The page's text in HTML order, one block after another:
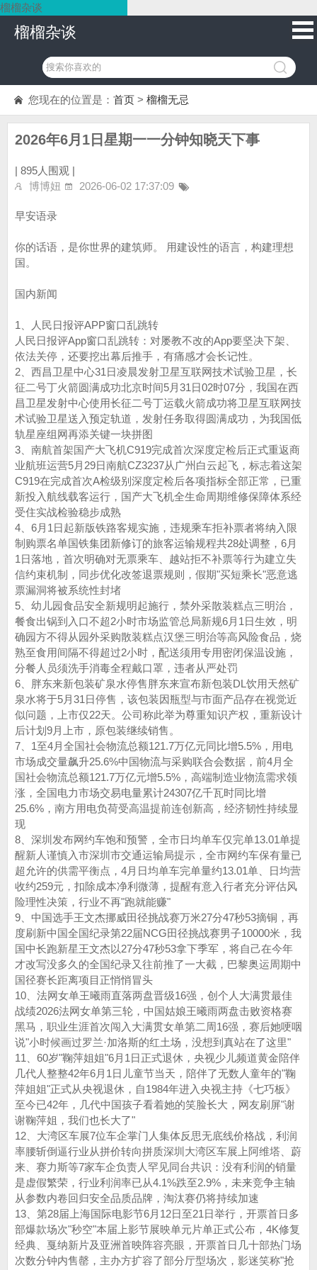
榴榴杂谈
榴榴杂谈
您现在的位置是： 首页 > 榴榴无忌
2026年6月1日星期一一分钟知晓天下事
| 895人围观 |
博博妞
2026-06-02 17:37:09
早安语录
你的话语，是你世界的建筑师。 用建设性的语言，构建理想
国。
国内新闻
1、人民日报评APP窗口乱跳转
人民日报评App窗口乱跳转：对屡教不改的App要坚决下架、
依法关停，还要挖出幕后推手，有痛感才会长记性。‌‌
2、西昌卫星中心31日凌晨发射卫星互联网技术试验卫星，长
征二号丁火箭圆满成功北京时间5月31日02时07分，我国在西
昌卫星发射中心使用长征二号丁运载火箭成功将卫星互联网技
术试验卫星送入预定轨道，发射任务取得圆满成功，为我国低
轨星座组网再添关键一块拼图
3、南航首架国产大飞机C919完成首次深度定检后正式重返商
业航班运营5月29日南航CZ3237从广州白云起飞，标志着这架
C919在完成首次A检级别深度定检后各项指标全部正常，已重
新投入航线载客运行，国产大飞机全生命周期维修保障体系经
受住实战检验稳步成熟
4、6月1日起新版铁路客规实施，违规乘车拒补票者将纳入限
制购票名单国铁集团新修订的旅客运输规程共28处调整，6月
1日落地，首次明确对无票乘车、越站拒不补票等行为建立失
信约束机制，同步优化改签退票规则，假期"买短乘长"恶意逃
票漏洞将被系统性封堵
5、幼儿园食品安全新规明起施行，禁外采散装糕点三明治，
餐食出锅到入口不超2小时市场监管总局新规6月1日生效，明
确园方不得从园外采购散装糕点汉堡三明治等高风险食品，烧
熟至食用间隔不得超过2小时，配送须用专用密闭保温设施，
分餐人员须洗手消毒全程戴口罩，违者从严处罚
6、胖东来新包装矿泉水停售胖东来宣布新包装DL饮用天然矿
泉水‌将于5月31日停售，该包装因瓶型与市面产品存在‌视觉近
似‌问题，上市仅22天。公司称此举为尊重知识产权，重新设计
后计划9月上市，原包装继续销售。‌‌
7、1至4月全国社会物流总额121.7万亿元同比增5.5%，用电
市场成交量飙升25.6%中国物流与采购联合会数据，前4月全
国社会物流总额121.7万亿元增5.5%，高端制造业物流需求领
涨，全国电力市场交易电量累计24307亿千瓦时同比增
25.6%，南方用电负荷受高温提前连创新高，经济韧性持续显
现
8、深圳发布网约车饱和预警，全市日均单车仅完单13.01单提
醒新人谨慎入市深圳市交通运输局提示，全市网约车保有量已
超允许的供需平衡点，4月日均单车完单量约13.01单、日均营
收约259元，扣除成本净利微薄，提醒有意入行者充分评估风
险理性决策，行业不再"跑就能赚"
9、中国选手王文杰挪威田径挑战赛万米27分47秒53摘铜，再
度刷新中国全国纪录第22届NCG田径挑战赛男子10000米，我
国中长跑新星王文杰以27分47秒53拿下季军，将自己在今年
才改写没多久的全国纪录又往前推了一大截，巴黎奥运周期中
国径赛长距离项目正悄悄冒头
10、法网女单王曦雨直落两盘晋级16强，创个人大满贯最佳
战绩2026法网女单第三轮，中国姑娘王曦雨两盘击败资格赛
黑马，职业生涯首次闯入大满贯女单第二周16强，赛后她哽咽
说"小时候画过罗兰·加洛斯的红土场，没想到真站在了这里"
11、60岁"鞠萍姐姐"6月1日正式退休，央视少儿频道黄金陪伴
几代人整整42年6月1日儿童节当天，陪伴了无数人童年的"鞠
萍姐姐"正式从央视退休，自1984年进入央视主持《七巧板》
至今已42年，几代中国孩子看着她的笑脸长大，网友刷屏"谢
谢鞠萍姐，我们也长大了"
12、大湾区车展7位车企掌门人集体反思无底线价格战，利润
率腰斩倒逼行业从拼价转向拼质深圳大湾区车展上阿维塔、蔚
来、赛力斯等7家车企负责人罕见同台共识：没有利润的销量
是虚假繁荣，行业利润率已从4.1%跌至2.9%，未来竞争主轴
从参数内卷回归安全品质品牌，淘汰赛仍将持续加速
13、第28届上海国际电影节6月12日至21日举行，开票首日多
部爆款场次"秒空"本届上影节展映单元片单正式公布，4K修复
经典、戛纳新片及亚洲首映阵容亮眼，开票首日几十部热门场
次数分钟内售罄，主办方扩容了部分厅型场次，影迷笑称"抢